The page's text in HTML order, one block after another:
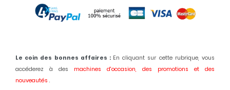
Le coin des bonnes affaires : En cliquant sur cette rubrique, vous
accéderez à des machines d'occasion, des promotions et des
nouveautés .